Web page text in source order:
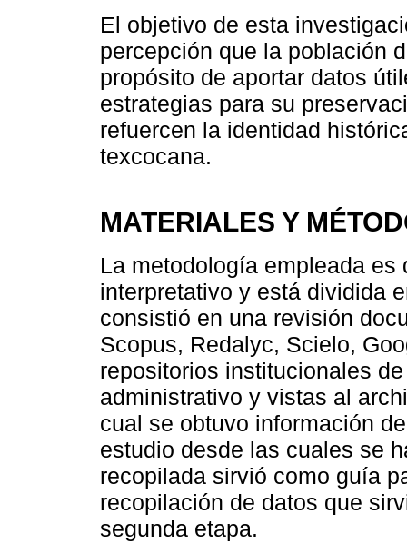
El objetivo de esta
percepción que la población
propósito de aportar datos
estrategias para su
refuercen la identidad
texcocana.
MATERIALES Y
La metodología empleada
interpretativo y está dividida
consistió en una revisión
Scopus, Redalyc, Scielo,
repositorios institucionales
administrativo y vistas al
cual se obtuvo información
estudio desde las cuales se
recopilada sirvió como guía
recopilación de datos que
segunda etapa.